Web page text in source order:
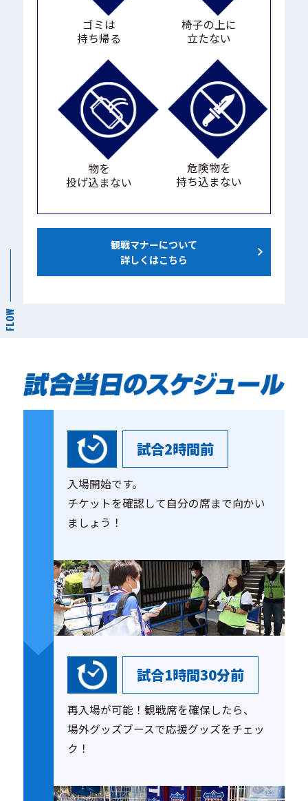
FLOW
ゴミは
持ち帰る
椅子の上に
立たない
物を
投げ込まない
危険物を
持ち込まない
観戦マナーについて
詳しくはこちら
試合2時間前
入場開始です。
チケットを確認して自分の席まで向かい
ましょう！
試合1時間30分前
再入場が可能！観戦席を確保したら、
場外グッズブースで応援グッズをチェッ
ク！